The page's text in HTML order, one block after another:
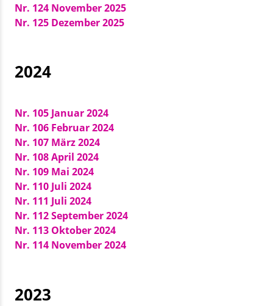
Nr. 124 November 2025
Nr. 125 Dezember 2025
2024
Nr. 105 Januar 2024
Nr. 106 Februar 2024
Nr. 107 März 2024
Nr. 108 April 2024
Nr. 109 Mai 2024
Nr. 110 Juli 2024
Nr. 111 Juli 2024
Nr. 112 September 2024
Nr. 113 Oktober 2024
Nr. 114 November 2024
2023